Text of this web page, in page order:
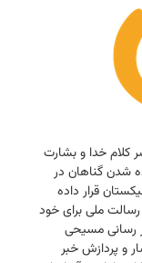
كلام خدا و بشارت
شدن گناهان در
قرار داده
ملی برای خود
رسانی مسیحی
و پردازش خبر